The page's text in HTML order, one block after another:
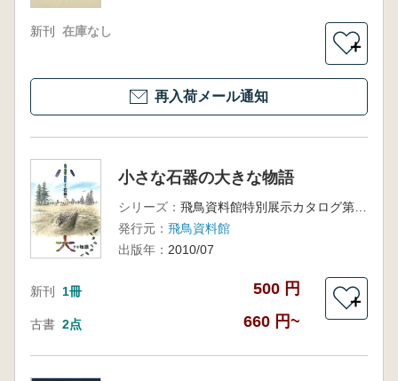
新刊 在庫なし
＋
再入荷メール通知
小さな石器の大きな物語
シリーズ：
飛鳥資料館特別展示カタログ第22冊
発行元： 飛鳥資料館
出版年： 2010/07
新刊 1冊 500 円
古書 2点 660 円~
＋